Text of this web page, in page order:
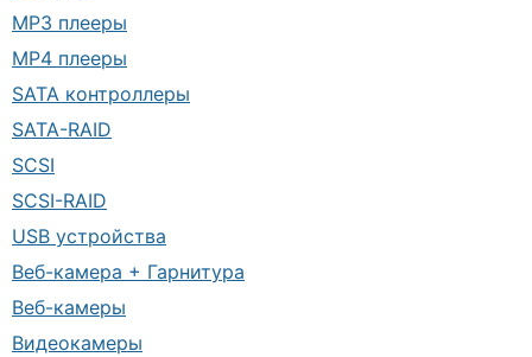
MP3 плееры
MP4 плееры
SATA контроллеры
SATA-RAID
SCSI
SCSI-RAID
USB устройства
Веб-камера + Гарнитура
Веб-камеры
Видеокамеры